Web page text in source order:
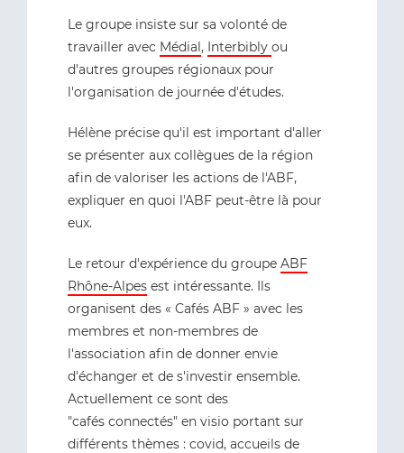
Le groupe insiste sur sa volonté de
travailler avec Médial, Interbibly ou
d'autres groupes régionaux pour
l'organisation de journée d'études.
Hélène précise qu'il est important d'aller
se présenter aux collègues de la région
afin de valoriser les actions de l'ABF,
expliquer en quoi l'ABF peut-être là pour
eux.
Le retour d'expérience du groupe ABF
Rhône-Alpes est intéressante. Ils
organisent des « Cafés ABF » avec les
membres et non-membres de
l'association afin de donner envie
d'échanger et de s'investir ensemble.
Actuellement ce sont des
"cafés connectés" en visio portant sur
différents thèmes : covid, accueils de